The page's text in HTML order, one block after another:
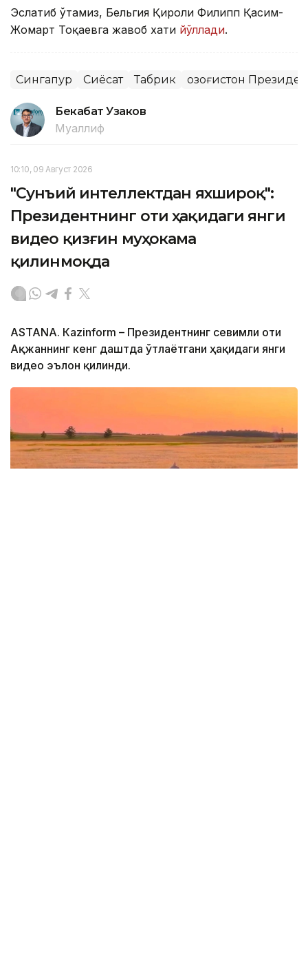
Эслатиб ўтамиз, Бельгия Қироли Филипп Қасим-
Жомарт Тоқаевга жавоб хати йўллади.
Сингапур Сиёсат Табрик Қозоғистон
Бекабат Узаков
Муаллиф
10:10, 09 Август 2026
"Сунъий интеллектдан яхшироқ":
Президентнинг оти ҳақидаги янги
видео қизғин муҳокама
қилинмоқда
ASTANА. Кazinform – Президентнинг севимли оти
Ақжаннинг кенг даштда ўтлаётгани ҳақидаги янги
видео эълон қилинди.